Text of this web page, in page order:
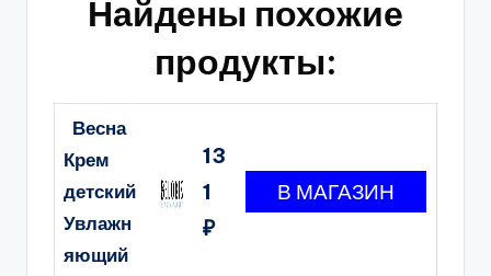
Найдены похожие
продукты:
Весна
Крем
детский
Увлажн
яющий
13
1
₽